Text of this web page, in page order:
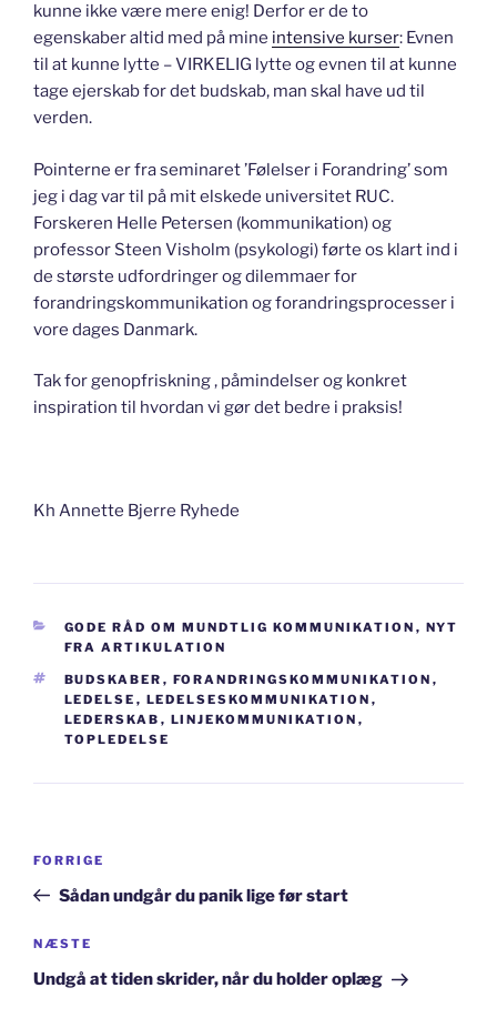
kunne ikke være mere enig! Derfor er de to
egenskaber altid med på mine intensive kurser: Evnen
til at kunne lytte – VIRKELIG lytte og evnen til at kunne
tage ejerskab for det budskab, man skal have ud til
verden.
Pointerne er fra seminaret ’Følelser i Forandring’ som
jeg i dag var til på mit elskede universitet RUC.
Forskeren Helle Petersen (kommunikation) og
professor Steen Visholm (psykologi) førte os klart ind i
de største udfordringer og dilemmaer for
forandringskommunikation og forandringsprocesser i
vore dages Danmark.
Tak for genopfriskning , påmindelser og konkret
inspiration til hvordan vi gør det bedre i praksis!
Kh Annette Bjerre Ryhede
KATEGORIER
GODE RÅD OM MUNDTLIG KOMMUNIKATION , NYT
FRA ARTIKULATION
TAGS
BUDSKABER , FORANDRINGSKOMMUNIKATION ,
LEDELSE , LEDELSESKOMMUNIKATION ,
LEDERSKAB , LINJEKOMMUNIKATION ,
TOPLEDELSE
Forrige
indlæg
FORRIGE
Sådan undgår du panik lige før start
Næste
indlæg
NÆSTE
Undgå at tiden skrider, når du holder oplæg